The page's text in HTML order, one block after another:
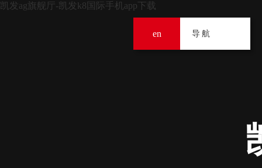
en 导航
凯发ag旗舰厅-凯发k8国际手机app下载